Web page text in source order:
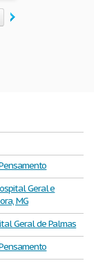
7
Geral e
MG
Geral de Palmas